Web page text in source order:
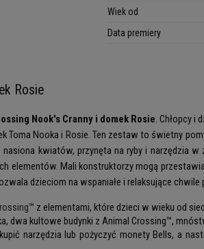
Wiek od
Data premiery
Rosie
Nook's Cranny i domek Rosie. Chłopcy i
Nooka i Rosie. Ten zestaw to świetny
kwiatów, przynęta na ryby i narzędzia
Mali konstruktorzy mogą
dzieciom na wspaniałe i relaksujące
™ z elementami, które dzieci w wieku od
dwa kultowe budynki z Animal Crossing™,
narzędzia lub pożyczyć monety Bells, a